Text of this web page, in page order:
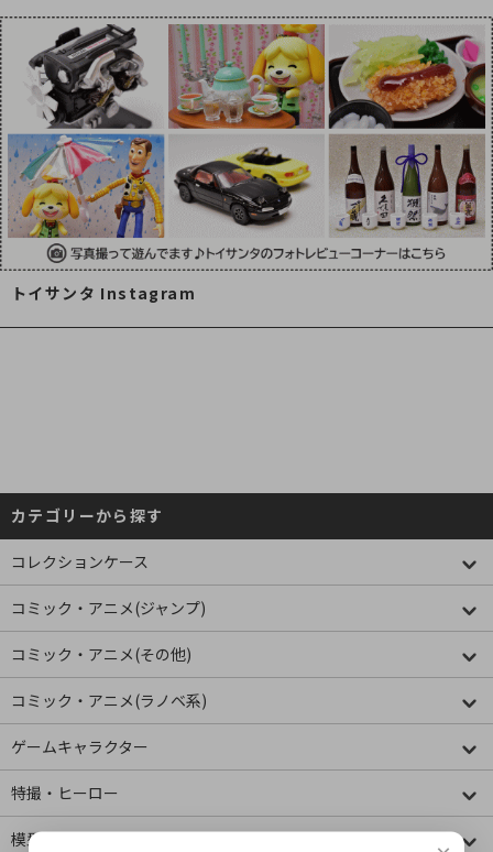
トイサンタ Instagram
カテゴリーから探す
コレクションケース
コミック・アニメ(ジャンプ)
コミック・アニメ(その他)
コミック・アニメ(ラノベ系)
ゲームキャラクター
特撮・ヒーロー
模型・ミニチュア